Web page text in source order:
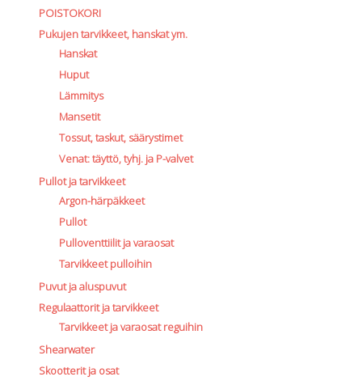
POISTOKORI
Pukujen tarvikkeet, hanskat ym.
Hanskat
Huput
Lämmitys
Mansetit
Tossut, taskut, säärystimet
Venat: täyttö, tyhj. ja P-valvet
Pullot ja tarvikkeet
Argon-härpäkkeet
Pullot
Pulloventtiilit ja varaosat
Tarvikkeet pulloihin
Puvut ja aluspuvut
Regulaattorit ja tarvikkeet
Tarvikkeet ja varaosat reguihin
Shearwater
Skootterit ja osat